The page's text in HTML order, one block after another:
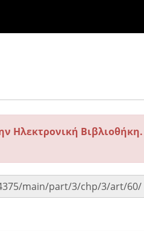
Ηλεκτρονική Βιβλιοθήκη.